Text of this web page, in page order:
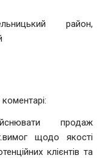
район,
продаж
щодо якості
клієнтів та